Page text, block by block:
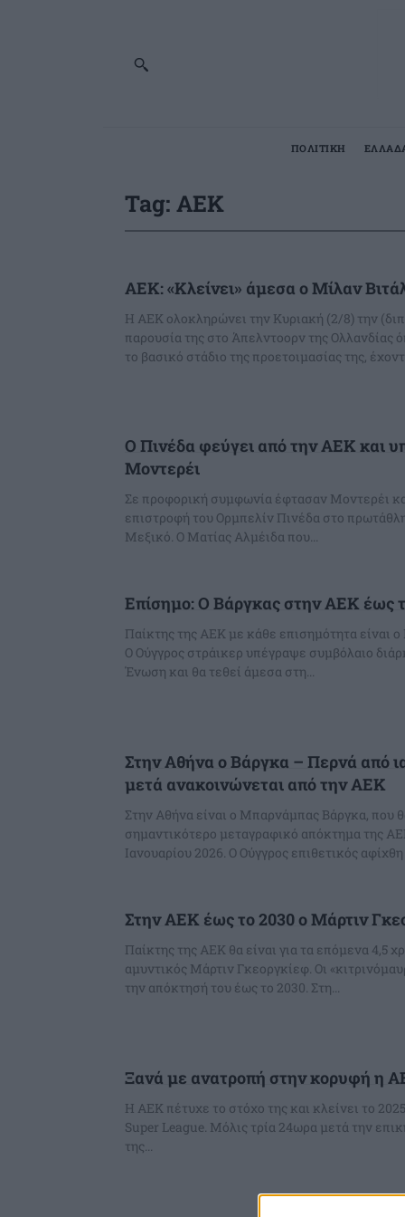
ΠΟΛΙΤΙΚΗ
Tag: ΑΕΚ
ΑΕΚ: «Κλείνει» άμεσα ο Μίλαν
Η ΑΕΚ ολοκληρώνει την Κυριακή (2/8) την
παρουσία της στο Άπελντοορν της Ολλανδίας
το βασικό στάδιο της προετοιμασίας της,
Ο Πινέδα φεύγει από την ΑΕΚ και
Μοντερέι
Σε προφορική συμφωνία έφτασαν Μοντερέι
επιστροφή του Ορμπελίν Πινέδα στο
Μεξικό. Ο Ματίας Αλμέιδα που...
Επίσημο: Ο Βάργκας στην ΑΕΚ έως
Παίκτης της ΑΕΚ με κάθε επισημότητα είναι
Ο Ούγγρος στράικερ υπέγραψε συμβόλαιο
Ένωση και θα τεθεί άμεσα στη...
Στην Αθήνα ο Βάργκα – Περνά από
μετά ανακοινώνεται από την ΑΕΚ
Στην Αθήνα είναι ο Μπαρνάμπας Βάργκα, που
σημαντικότερο μεταγραφικό απόκτημα της
Ιανουαρίου 2026. Ο Ούγγρος επιθετικός
Στην ΑΕΚ έως το 2030 ο Μάρτιν
Παίκτης της ΑΕΚ θα είναι για τα επόμενα 4,5
αμυντικός Μάρτιν Γκεοργκίεφ. Οι
την απόκτησή του έως το 2030. Στη...
Ξανά με ανατροπή στην κορυφή η
Η ΑΕΚ πέτυχε το στόχο της και κλείνει το
Super League. Μόλις τρία 24ωρα μετά την
της...